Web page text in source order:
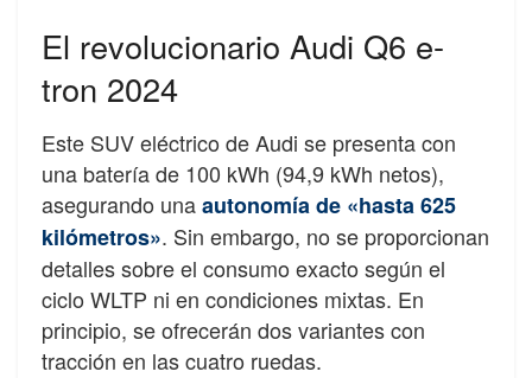
El revolucionario Audi Q6 e-
tron 2024
Este SUV eléctrico de Audi se presenta con
una batería de 100 kWh (94,9 kWh netos),
asegurando unaautonomía de «hasta 625
kilómetros». Sin embargo, no se proporcionan
detalles sobre el consumo exacto según el
ciclo WLTP ni en condiciones mixtas. En
principio, se ofrecerán dos variantes con
tracción en las cuatro ruedas.